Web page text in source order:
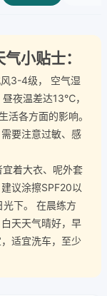
小贴士：
3-4级， 空气湿
夜温差达13℃，
活各方面的影响。
要注意过敏、感
着大衣、呢外套
议涂擦SPF20以
光下。 在晨练方
天天气晴好，早
适宜洗车，至少